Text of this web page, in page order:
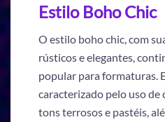
Estilo Boho Chic
O estilo boho chic, com
rústicos e elegantes,
popular para formaturas.
caracterizado pelo uso de
tons terrosos e pastéis,